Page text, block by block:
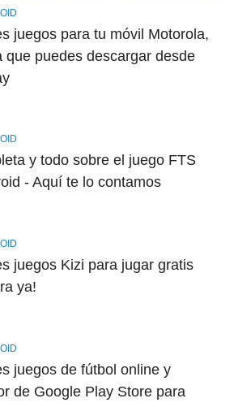
juegos para tu móvil Motorola,
que puedes descargar desde
y todo sobre el juego FTS
- Aquí te lo contamos
juegos Kizi para jugar gratis
ya!
juegos de fútbol online y
de Google Play Store para